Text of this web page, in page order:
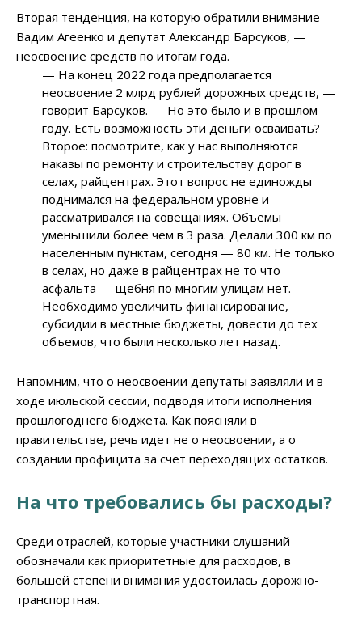
Вторая тенденция, на которую обратили внимание
Вадим Агеенко и депутат Александр Барсуков, —
неосвоение средств по итогам года.
— На конец 2022 года предполагается
неосвоение 2 млрд рублей дорожных средств, —
говорит Барсуков. — Но это было и в прошлом
году. Есть возможность эти деньги осваивать?
Второе: посмотрите, как у нас выполняются
наказы по ремонту и строительству дорог в
селах, райцентрах. Этот вопрос не единожды
поднимался на федеральном уровне и
рассматривался на совещаниях. Объемы
уменьшили более чем в 3 раза. Делали 300 км по
населенным пунктам, сегодня — 80 км. Не только
в селах, но даже в райцентрах не то что
асфальта — щебня по многим улицам нет.
Необходимо увеличить финансирование,
субсидии в местные бюджеты, довести до тех
объемов, что были несколько лет назад.
Напомним, что о неосвоении депутаты заявляли и в
ходе июльской сессии, подводя итоги исполнения
прошлогоднего бюджета. Как поясняли в
правительстве, речь идет не о неосвоении, а о
создании профицита за счет переходящих остатков.
На что требовались бы расходы?
Среди отраслей, которые участники слушаний
обозначали как приоритетные для расходов, в
большей степени внимания удостоилась дорожно-
транспортная.